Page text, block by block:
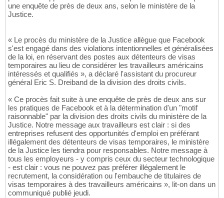
une enquête de près de deux ans, selon le ministère de la
Justice.
« Le procès du ministère de la Justice allègue que Facebook
s'est engagé dans des violations intentionnelles et généralisées
de la loi, en réservant des postes aux détenteurs de visas
temporaires au lieu de considérer les travailleurs américains
intéressés et qualifiés », a déclaré l'assistant du procureur
général Eric S. Dreiband de la division des droits civils.
« Ce procès fait suite à une enquête de près de deux ans sur
les pratiques de Facebook et à la détermination d'un "motif
raisonnable" par la division des droits civils du ministère de la
Justice. Notre message aux travailleurs est clair : si des
entreprises refusent des opportunités d'emploi en préférant
illégalement des détenteurs de visas temporaires, le ministère
de la Justice les tiendra pour responsables. Notre message à
tous les employeurs - y compris ceux du secteur technologique
- est clair : vous ne pouvez pas préférer illégalement le
recrutement, la considération ou l'embauche de titulaires de
visas temporaires à des travailleurs américains », lit-on dans un
communiqué publié jeudi.